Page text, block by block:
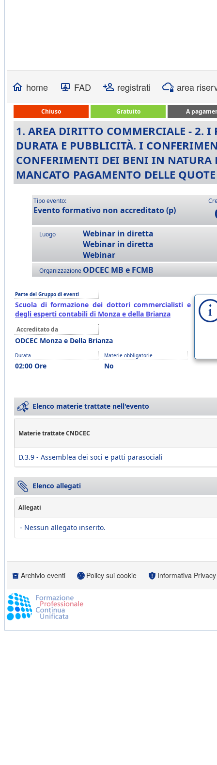
home FAD registrati area
Chiuso Gratuito A
1. AREA DIRITTO COMMERCIALE - 2.
DURATA E PUBBLICITÀ. I
CONFERIMENTI DEI BENI IN NATURA
MANCATO PAGAMENTO DELLE QUOTE
Tipo evento:
Evento formativo non accreditato (p)
Luogo
Webinar in diretta
Webinar in diretta
Webinar
Organizzazione ODCEC MB e FCMB
Parte del Gruppo di eventi
Scuola di formazione dei dottori commercialisti e
degli esperti contabili di Monza e della Brianza
Accreditato da
ODCEC Monza e Della Brianza
Durata
02:00 Ore
Materie obbligatorie
No
Elenco materie trattate nell'evento
Materie trattate CNDCEC
D.3.9 - Assemblea dei soci e patti parasociali
Elenco allegati
Allegati
- Nessun allegato inserito.
Archivio eventi Policy sui cookie Informativa Privacy